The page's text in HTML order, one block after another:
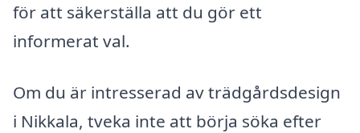
för att säkerställa att du gör ett
informerat val.
Om du är intresserad av trädgårdsdesign
i Nikkala, tveka inte att börja söka efter